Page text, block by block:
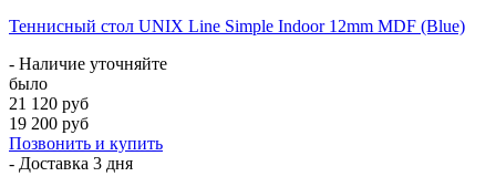
Теннисный стол UNIX Line Simple Indoor 12mm MDF (Blue)
- Наличие уточняйте
было
21 120 руб
19 200 руб
Позвонить и купить
- Доставка 3 дня